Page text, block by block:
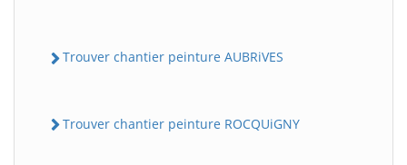
Trouver chantier peinture AUBRiVES
Trouver chantier peinture ROCQUiGNY